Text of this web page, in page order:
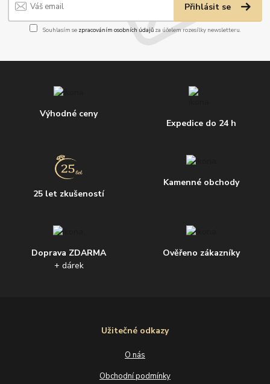
Přihlásit se
Souhlasím se zpracováním osobních údajůza účelem rozesílky newsletteru.
Výhodné ceny
Expedice do 24 h
25 let zkušeností
Kamenné obchody
Doprava ZDARMA
+ dárek
Ověřeno zákazníky
Užitečné odkazy
O nás
Obchodní podmínky